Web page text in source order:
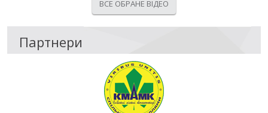
ВСЕ ОБРАНЕ ВІДЕО
Партнери